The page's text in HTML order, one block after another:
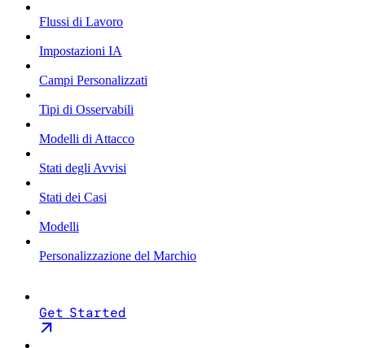
Flussi di Lavoro
Impostazioni IA
Campi Personalizzati
Tipi di Osservabili
Modelli di Attacco
Stati degli Avvisi
Stati dei Casi
Modelli
Personalizzazione del Marchio
Get Started